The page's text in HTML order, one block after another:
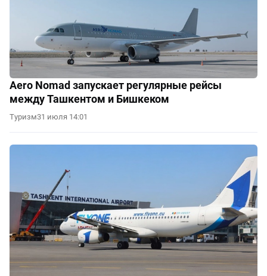
Aero Nomad запускает регулярные рейсы
между Ташкентом и Бишкеком
Туризм31 июля 14:01